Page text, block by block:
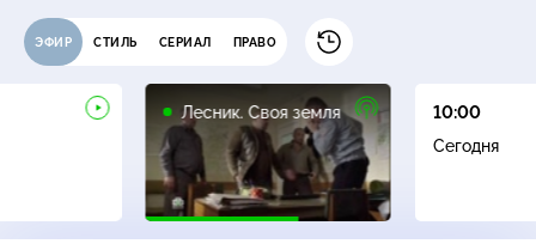
ЭФИР СТИЛЬ СЕРИАЛ ПРАВО
Лесник. Своя земля
16+
10:00
Сегодня